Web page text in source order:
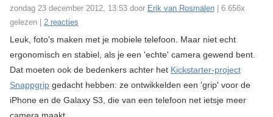
zondag 23 december 2012, 13:53 door Erik van Rosmalen| 6.656x
gelezen | 2 reacties
Leuk, foto's maken met je mobiele telefoon. Maar niet echt
ergonomisch en stabiel, als je een 'echte' camera gewend bent.
Dat moeten ook de bedenkers achter het Kickstarter-project
Snappgripgedacht hebben: ze ontwikkelden een 'grip' voor de
iPhone en de Galaxy S3, die van een telefoon net ietsje meer